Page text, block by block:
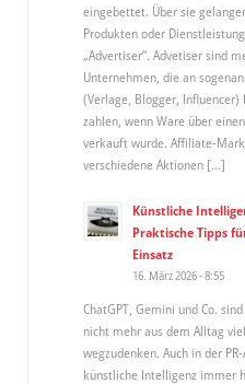
eingebettet. Über sie
Produkten oder
„Advertiser“. Advetiser sind
Unternehmen, die an
(Verlage, Blogger, Influencer)
zahlen, wenn Ware über
verkauft wurde. Affiliate-
verschiedene Aktionen […]
Künstliche
Praktische Tipps
Einsatz
16. März 2026 - 8:55
ChatGPT, Gemini und Co.
nicht mehr aus dem Alltag
wegzudenken. Auch in der
künstliche Intelligenz immer